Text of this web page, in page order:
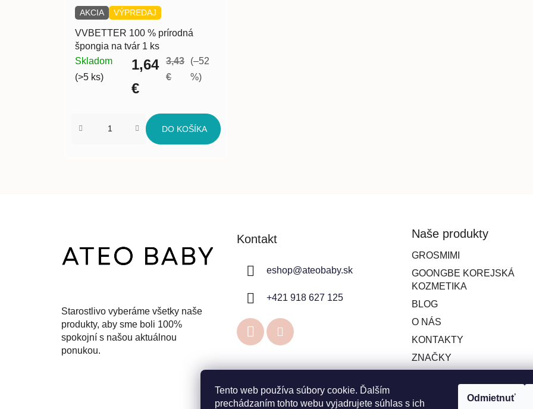
Tento web používa súbory cookie. Ďalším
prechádzaním tohto webu vyjadrujete súhlas s ich
Odmietnuť
AKCIA VÝPREDAJ
VVBETTER 100 % prírodná
špongia na tvár 1 ks
Skladom
(>5 ks)
1,64
€
3,43
€
(–52
%)
DO KOŠÍKA
v
i
Starostlivo vyberáme všetky naše
produkty, aby sme boli 100%
spokojní s našou aktuálnou
ponukou.
Kontakt
eshop@ateobaby.sk
+421 918 627 125
Naše produkty
GROSMIMI
GOONGBE KOREJSKÁ
KOZMETIKA
BLOG
O NÁS
KONTAKTY
ZNAČKY